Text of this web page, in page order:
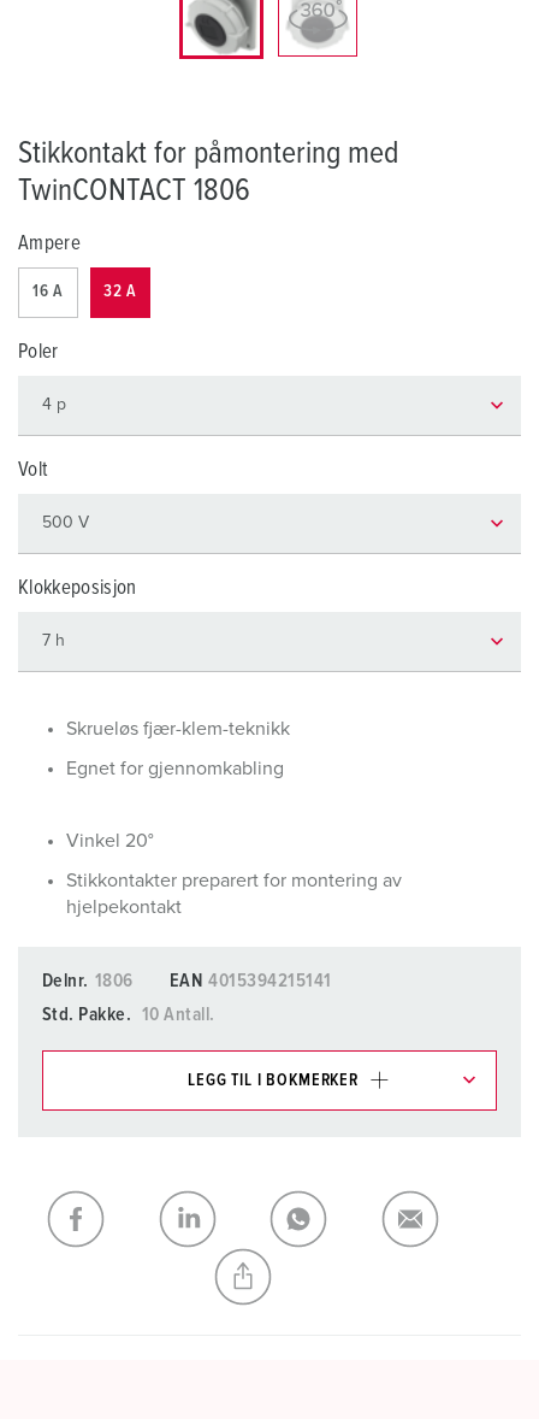
Stikkontakt for påmontering med
TwinCONTACT 1806
Ampere
16 A 32 A
Poler
Volt
Klokkeposisjon
Skrueløs fjær-klem-teknikk
Egnet for gjennomkabling
Vinkel 20°
Stikkontakter preparert for montering av
hjelpekontakt
Delnr. 1806 EAN 4015394215141
Std. Pakke.
10 Antall.
LEGG TIL I BOKMERKER
Min liste LEGG TIL
OPPRETT EN NY LISTE